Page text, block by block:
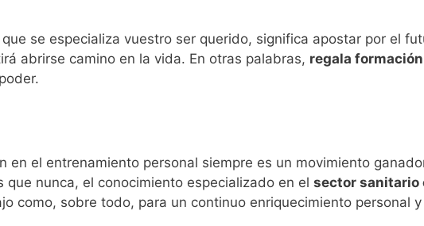
se especializa vuestro ser querido, significa apostar por el
abrirse camino en la vida. En otras palabras, regala
en el entrenamiento personal siempre es un movimiento
nunca, el conocimiento especializado en el sector sanitario
como, sobre todo, para un continuo enriquecimiento personal